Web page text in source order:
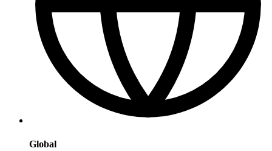
Global